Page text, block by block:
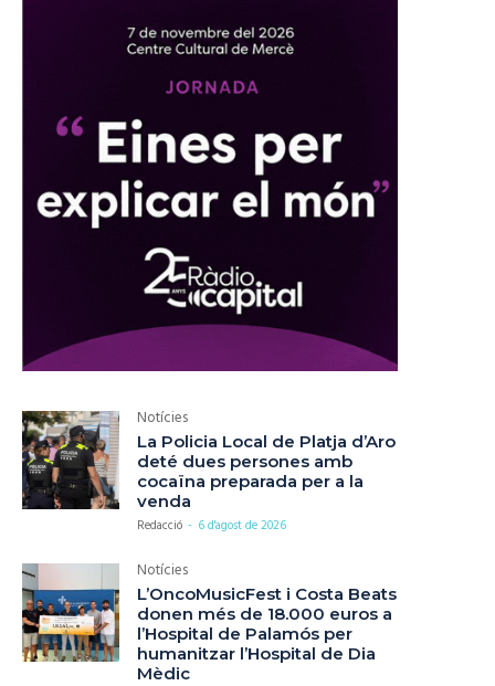
Notícies
La Policia Local de Platja d’Aro
deté dues persones amb
cocaïna preparada per a la
venda
Redacció - 6 d'agost de 2026
Notícies
L’OncoMusicFest i Costa Beats
donen més de 18.000 euros a
l’Hospital de Palamós per
humanitzar l’Hospital de Dia
Mèdic